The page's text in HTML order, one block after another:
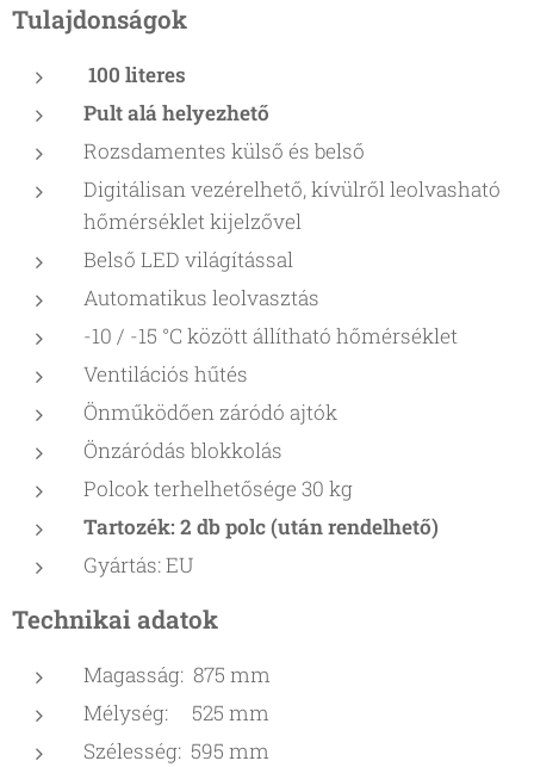
Tulajdonságok
100 literes
Pult alá helyezhető
Rozsdamentes külső és belső
Digitálisan vezérelhető, kívülről leolvasható
hőmérséklet kijelzővel
Belső LED világítással
Automatikus leolvasztás
-10 / -15 °C között állítható hőmérséklet
Ventilációs hűtés
Önműködően záródó ajtók
Önzáródás blokkolás
Polcok terhelhetősége 30 kg
Tartozék: 2 db polc (után rendelhető)
Gyártás: EU
Technikai adatok
Magasság: 875 mm
Mélység: 525 mm
Szélesség: 595 mm